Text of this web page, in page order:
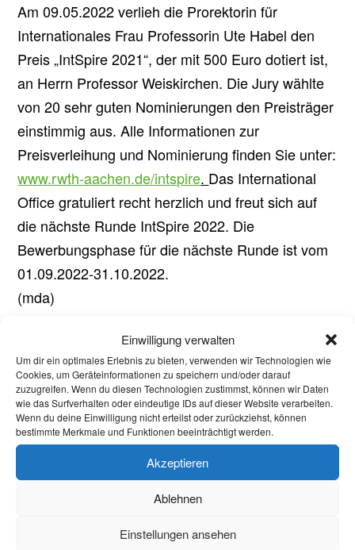
Einwilligung verwalten
Um dir ein optimales Erlebnis zu bieten, verwenden wir Technologien wie
Cookies, um Geräteinformationen zu speichern und/oder darauf
zuzugreifen. Wenn du diesen Technologien zustimmst, können wir Daten
wie das Surfverhalten oder eindeutige IDs auf dieser Website verarbeiten.
Wenn du deine Einwilligung nicht erteilst oder zurückziehst, können
bestimmte Merkmale und Funktionen beeinträchtigt werden.
Akzeptieren
Ablehnen
Einstellungen ansehen
Am 09.05.2022 verlieh die Prorektorin für
Internationales Frau Professorin Ute Habel den
Preis „IntSpire 2021“, der mit 500 Euro dotiert ist,
an Herrn Professor Weiskirchen. Die Jury wählte
von 20 sehr guten Nominierungen den Preisträger
einstimmig aus. Alle Informationen zur
Preisverleihung und Nominierung finden Sie unter:
www.rwth-aachen.de/intspire. Das International
Office gratuliert recht herzlich und freut sich auf
die nächste Runde IntSpire 2022. Die
Bewerbungsphase für die nächste Runde ist vom
01.09.2022-31.10.2022.
(mda)
Aktuelles
Welcome Week und darüber hinaus: Onboarding
neuer internationaler Studierender
Warum Einsamkeit im Studium kein Versagen ist –
und was wirklich hilft
gegen Sparmaßnahmen an Hochschulen in NRW